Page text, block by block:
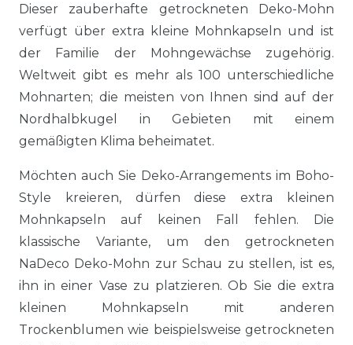
Dieser zauberhafte getrockneten Deko-Mohn
verfügt über extra kleine Mohnkapseln und ist
der Familie der Mohngewächse zugehörig.
Weltweit gibt es mehr als 100 unterschiedliche
Mohnarten; die meisten von Ihnen sind auf der
Nordhalbkugel in Gebieten mit einem
gemäßigten Klima beheimatet.
Möchten auch Sie Deko-Arrangements im Boho-
Style kreieren, dürfen diese extra kleinen
Mohnkapseln auf keinen Fall fehlen. Die
klassische Variante, um den getrockneten
NaDeco Deko-Mohn zur Schau zu stellen, ist es,
ihn in einer Vase zu platzieren. Ob Sie die extra
kleinen Mohnkapseln mit anderen
Trockenblumen wie beispielsweise getrockneten